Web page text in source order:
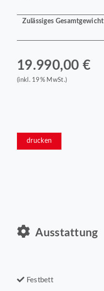
Zulässiges Gesamtgewicht
19.990,00 €
(inkl. 19% MwSt.)
drucken
Ausstattung
Festbett